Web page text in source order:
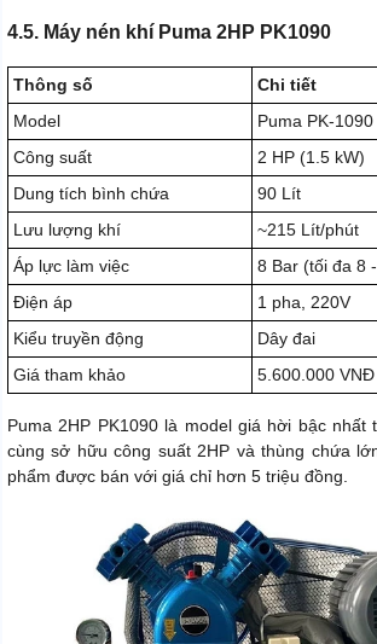
4.5. Máy nén khí Puma 2HP PK1090
Thông số
Chi tiết
Model
Puma PK-1090
Công suất
2 HP (1.5 kW)
Dung tích bình chứa
90 Lít
Lưu lượng khí
~215 Lít/phút
Áp lực làm việc
8 Bar (tối đa 8
Điện áp
1 pha, 220V
Kiểu truyền động
Dây đai
Giá tham khảo
5.600.000 VNĐ
Puma 2HP PK1090 là model giá hời bậc nhất
cùng sở hữu công suất 2HP và thùng chứa
phẩm được bán với giá chỉ hơn 5 triệu đồng.